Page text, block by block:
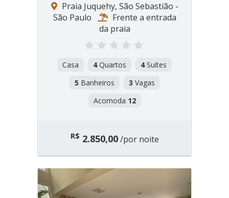
Praia Juquehy, São Sebastião -
São Paulo
Frente a entrada
da praia
Casa 4Quartos 4Suítes
5 Banheiros 3 Vagas
Acomoda 12
R$ 2.850,00/por noite